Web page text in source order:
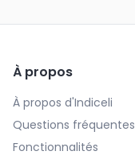
À propos
À propos d'Indiceli
Questions fréquentes
Fonctionnalités